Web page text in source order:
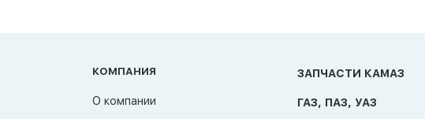
КОМПАНИЯ
О компании
ЗАПЧАСТИ КАМАЗ
ГАЗ, ПАЗ, УАЗ